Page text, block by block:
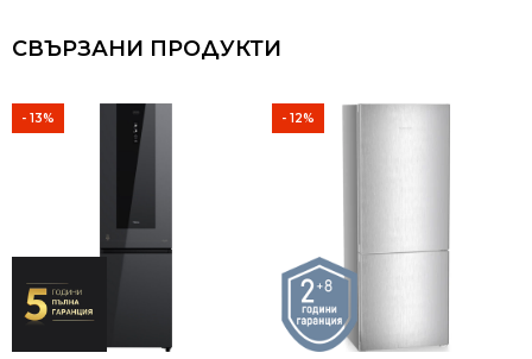
СВЪРЗАНИ ПРОДУКТИ
- 13% - 12%